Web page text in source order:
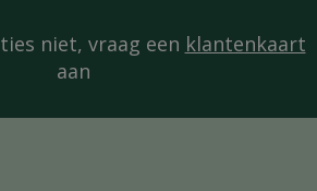
niet, vraag een klantenkaart
aan